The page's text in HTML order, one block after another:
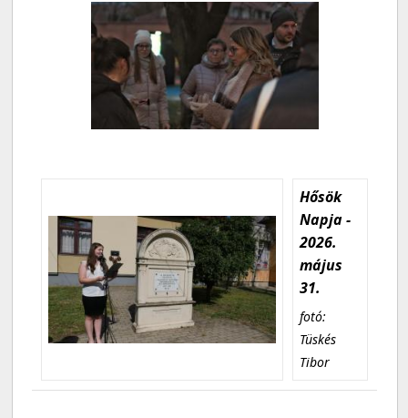
Hősök
Napja -
2026.
május
31.
fotó:
Tüskés
Tibor